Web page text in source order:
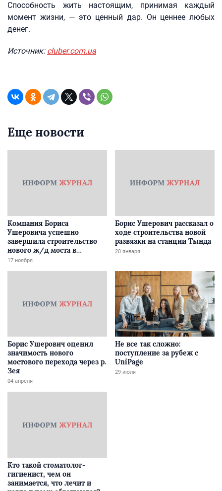
Способность жить настоящим, принимая каждый
момент жизни, — это ценный дар. Он ценнее любых
денег.
Источник: cluber.com.ua
Еще новости
Компания Бориса
Ушеровича успешно
завершила строительство
нового ж/д моста в
Забайкалье
17 ноября
Борис Ушерович рассказал о
ходе строительства новой
развязки на станции Тында
20 января
Борис Ушерович оценил
значимость нового
мостового перехода через р.
Зея
04 апреля
Не все так сложно:
поступление за рубеж с
UniPage
29 июля
Кто такой стоматолог-
гигиенист, чем он
занимается, что лечит и